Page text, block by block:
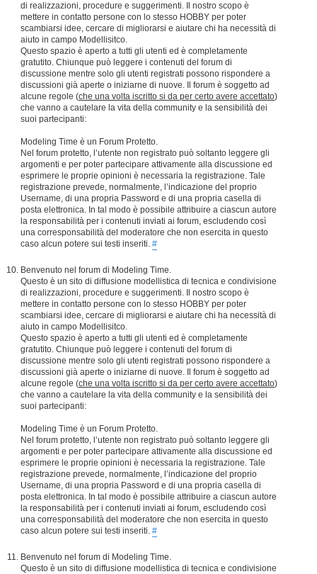
di realizzazioni, procedure e suggerimenti. Il nostro scopo è
mettere in contatto persone con lo stesso HOBBY per poter
scambiarsi idee, cercare di migliorarsi e aiutare chi ha necessità di
aiuto in campo Modellisitco.
Questo spazio è aperto a tutti gli utenti ed è completamente
gratutito. Chiunque può leggere i contenuti del forum di
discussione mentre solo gli utenti registrati possono rispondere a
discussioni già aperte o iniziarne di nuove. Il forum è soggetto ad
alcune regole (che una volta iscritto si da per certo avere accettato)
che vanno a cautelare la vita della community e la sensibilità dei
suoi partecipanti:
Modeling Time è un Forum Protetto.
Nel forum protetto, l’utente non registrato può soltanto leggere gli
argomenti e per poter partecipare attivamente alla discussione ed
esprimere le proprie opinioni è necessaria la registrazione. Tale
registrazione prevede, normalmente, l’indicazione del proprio
Username, di una propria Password e di una propria casella di
posta elettronica. In tal modo è possibile attribuire a ciascun autore
la responsabilità per i contenuti inviati ai forum, escludendo così
una corresponsabilità del moderatore che non esercita in questo
caso alcun potere sui testi inseriti. #
Benvenuto nel forum di Modeling Time.
Questo è un sito di diffusione modellistica di tecnica e condivisione
di realizzazioni, procedure e suggerimenti. Il nostro scopo è
mettere in contatto persone con lo stesso HOBBY per poter
scambiarsi idee, cercare di migliorarsi e aiutare chi ha necessità di
aiuto in campo Modellisitco.
Questo spazio è aperto a tutti gli utenti ed è completamente
gratutito. Chiunque può leggere i contenuti del forum di
discussione mentre solo gli utenti registrati possono rispondere a
discussioni già aperte o iniziarne di nuove. Il forum è soggetto ad
alcune regole (che una volta iscritto si da per certo avere accettato)
che vanno a cautelare la vita della community e la sensibilità dei
suoi partecipanti:
Modeling Time è un Forum Protetto.
Nel forum protetto, l’utente non registrato può soltanto leggere gli
argomenti e per poter partecipare attivamente alla discussione ed
esprimere le proprie opinioni è necessaria la registrazione. Tale
registrazione prevede, normalmente, l’indicazione del proprio
Username, di una propria Password e di una propria casella di
posta elettronica. In tal modo è possibile attribuire a ciascun autore
la responsabilità per i contenuti inviati ai forum, escludendo così
una corresponsabilità del moderatore che non esercita in questo
caso alcun potere sui testi inseriti. #
Benvenuto nel forum di Modeling Time.
Questo è un sito di diffusione modellistica di tecnica e condivisione